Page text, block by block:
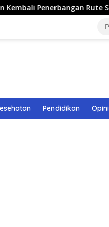
Rute Sabang-Medan
Pendidikan Opini